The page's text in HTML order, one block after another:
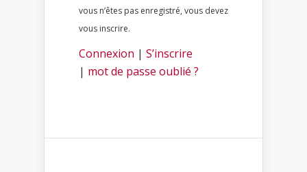
vous n’êtes pas enregistré, vous devez
vous inscrire.
Connexion | S’inscrire
| mot de passe oublié ?